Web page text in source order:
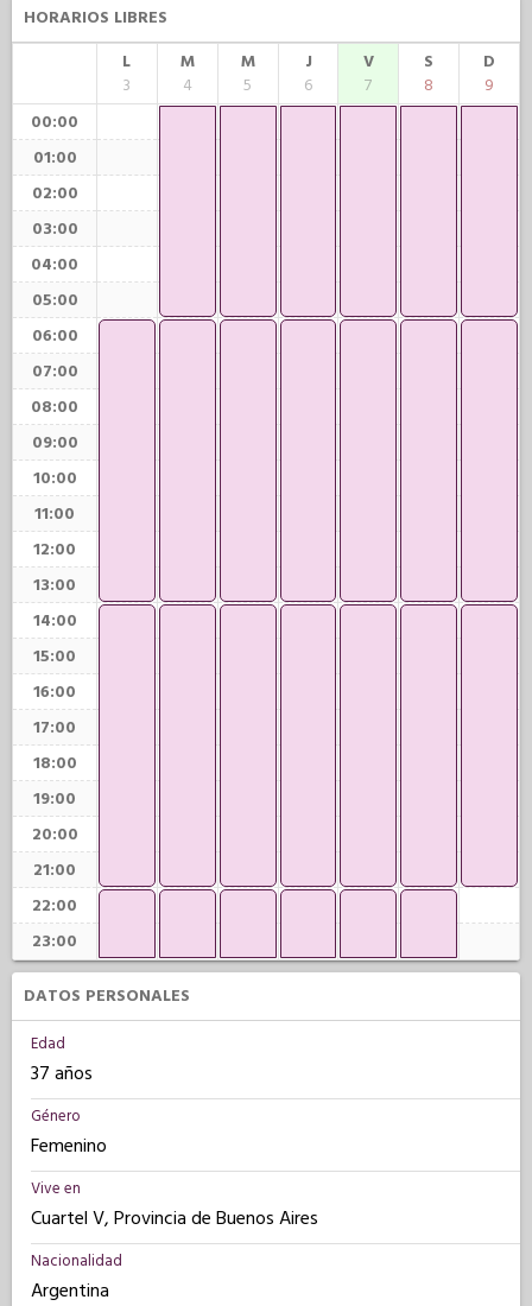
HORARIOS LIBRES
L
3
M
4
M
5
J
6
V
7
S
8
D
9
00:00
01:00
02:00
03:00
04:00
05:00
06:00
07:00
08:00
09:00
10:00
11:00
12:00
13:00
14:00
15:00
16:00
17:00
18:00
19:00
20:00
21:00
22:00
23:00
DATOS PERSONALES
Edad
37 años
Género
Femenino
Vive en
Cuartel V, Provincia de Buenos Aires
Nacionalidad
Argentina